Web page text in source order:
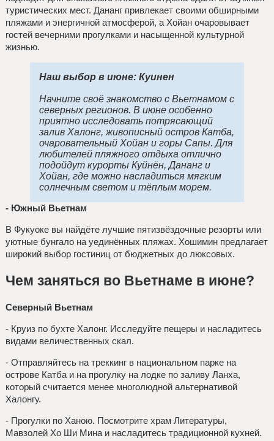
туристических мест. Дананг привлекает своими обширными
пляжами и энергичной атмосферой, а Хойан очаровывает
гостей вечерними прогулками и насыщенной культурной
жизнью.
Наш выбор в июне: Куинен
Начните своё знакомство с Вьетнамом с
северных регионов. В июне особенно
приятно исследовать потрясающий
залив Халонг, живописный остров Катба,
очаровательный Хойан и горы Сапы. Для
любителей пляжного отдыха отлично
подойдут курорты Куйнён, Дананг и
Хойан, где можно насладиться мягким
солнечным светом и тёплым морем.
- Южный Вьетнам
В Фукуоке вы найдёте лучшие пятизвёздочные резорты или
уютные бунгало на уединённых пляжах. Хошимин предлагает
широкий выбор гостиниц от бюджетных до люксовых.
Чем заняться во Вьетнаме в июне?
Северный Вьетнам
- Круиз по бухте Халонг. Исследуйте пещеры и насладитесь
видами величественных скал.
- Отправляйтесь на треккинг в национальном парке на
острове Катба и на прогулку на лодке по заливу Ланха,
который считается менее многолюдной альтернативой
Халонгу.
- Прогулки по Ханою. Посмотрите храм Литературы,
Мавзолей Хо Ши Мина и насладитесь традиционной кухней.